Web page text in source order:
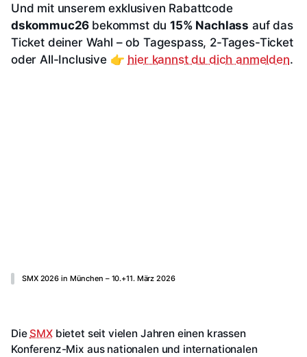
Und mit unserem exklusiven Rabattcode
dskommuc26 bekommst du15% Nachlass auf das
Ticket deiner Wahl – ob Tagespass, 2-Tages-Ticket
oder All-Inclusive 👉 hier kannst du dich anmelden.
SMX 2026 in München – 10.+11. März 2026
Die SMXbietet seit vielen Jahren einen krassen
Konferenz-Mix aus nationalen und internationalen